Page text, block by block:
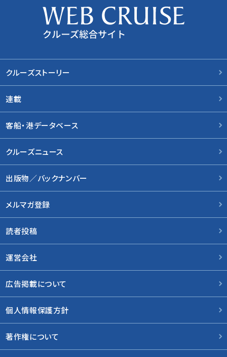
クルーズストーリー
連載
客船・港データベース
クルーズニュース
出版物／バックナンバー
メルマガ登録
読者投稿
運営会社
広告掲載について
個人情報保護方針
著作権について